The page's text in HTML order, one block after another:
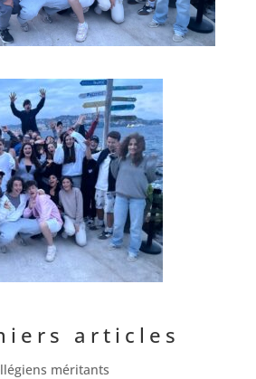
articles
méritants